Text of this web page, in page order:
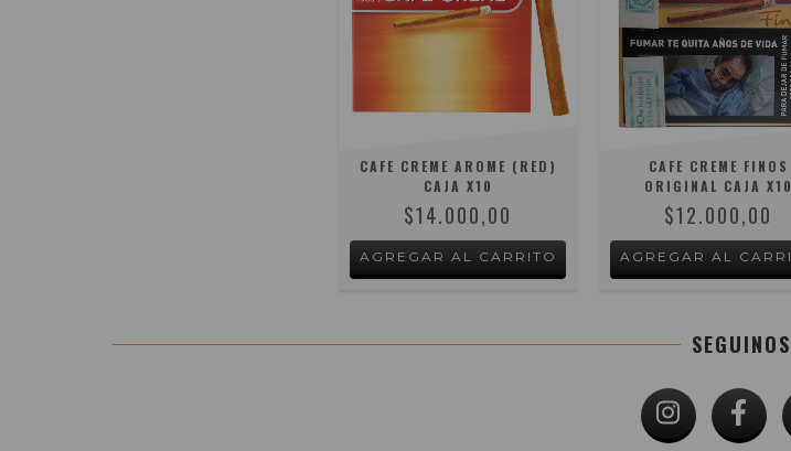
CAFE CREME AROME (RED)
CAJA X10
$14.000,00
CAFE CREME FINOS
ORIGINAL CAJA X10
$12.000,00
SEGUINOS